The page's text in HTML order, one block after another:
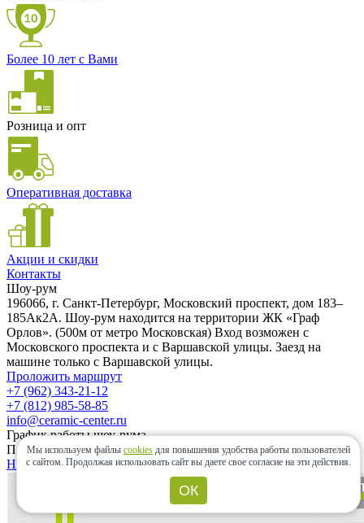
Более 10 лет с Вами
Розница и опт
Оперативная доставка
Акции и скидки
Контакты
Шоу-рум
196066, г. Санкт-Петербург, Московский проспект, дом 183–
185Ак2А. Шоу-рум находится на территории ЖК «Граф
Орлов». (500м от метро Московская) Вход возможен с
Московского проспекта и с Варшавской улицы. Заезд на
машине только с Варшавской улицы.
Проложить маршрут
+7 (962) 343-21-12
+7 (812) 985-58-85
info@ceramic-center.ru
График работы шоу-рума
Понедельник — Воскресенье: с 10.00 до 20.00
Найти шоу-рум быстро
Мы используем файлы cookies для повышения удобства работы пользователей
с сайтом. Продолжая использовать сайт вы даете свое согласие на эти действия.
ОК